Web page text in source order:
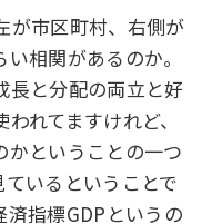
が市区町村、右側が
相関があるのか。
長と分配の両立と好
れてますけれど、
かということの一つ
いるということで
指標GDPというの